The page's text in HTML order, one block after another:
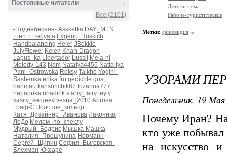
-
Постоянные читатели
Все (2101)
-Поднебесная- Assketka DAY_MEN
Elen_i_rebyata Evgenij_Ruskich
Handbalancing Heler JBekkie
JulyFlower Kelen Khan-Dragon
Lapus_ka Libertador Lussit Mela-ni
Melody-143 Nam Natalya4455 Nattaliya
Pani_Ostrowska Roksy Taikhe Yogini-
Sashenka erlika fro gedichte gost
harimau karlsonchik67 lozanna777
nepaprika nnadink starry_fairy teyty
vasily_sergeev vesna_2010 Аргона
Граф-С Золотое_кольцо
Катя_Дизайнер_Иванова Лаконика
ЛеДо Мелом_по_стеклу
Мудрый_Бодрис Мышка-Машка
Наталия_Прошунина Норманн
Сергей_Щипин София_Выговская-
Блехман Юксаре
Детская тема
Рабоче-туристическое
Метки: финляндия
УЗОРАМИ
Понедельник, 19
Почему Иран?
кто уже побывал
на искусство